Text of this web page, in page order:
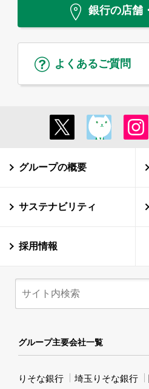
銀行の店舗
よくあるご質問
グループの概要
サステナビリティ
採用情報
グループ主要会社一覧
りそな銀行 埼玉りそな銀行